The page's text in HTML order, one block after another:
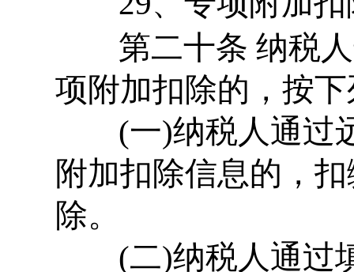
第二十条 纳税
项附加扣除的，按
(一)纳税人通过
附加扣除信息的，
除。
(二)纳税人通过